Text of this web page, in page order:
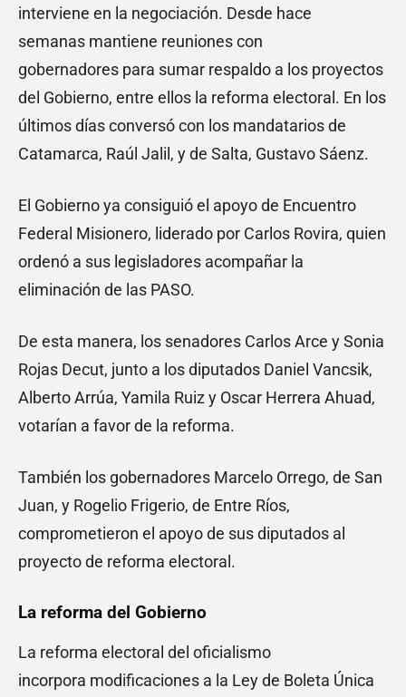
interviene en la negociación. Desde hace
semanas mantiene reuniones con
gobernadores para sumar respaldo a los proyectos
del Gobierno, entre ellos la reforma electoral. En los
últimos días conversó con los mandatarios de
Catamarca, Raúl Jalil, y de Salta, Gustavo Sáenz.
El Gobierno ya consiguió el apoyo de Encuentro
Federal Misionero, liderado por Carlos Rovira, quien
ordenó a sus legisladores acompañar la
eliminación de las PASO.
De esta manera, los senadores Carlos Arce y Sonia
Rojas Decut, junto a los diputados Daniel Vancsik,
Alberto Arrúa, Yamila Ruiz y Oscar Herrera Ahuad,
votarían a favor de la reforma.
También los gobernadores Marcelo Orrego, de San
Juan, y Rogelio Frigerio, de Entre Ríos,
comprometieron el apoyo de sus diputados al
proyecto de reforma electoral.
La reforma del Gobierno
La reforma electoral del oficialismo
incorpora modificaciones a la Ley de Boleta Única